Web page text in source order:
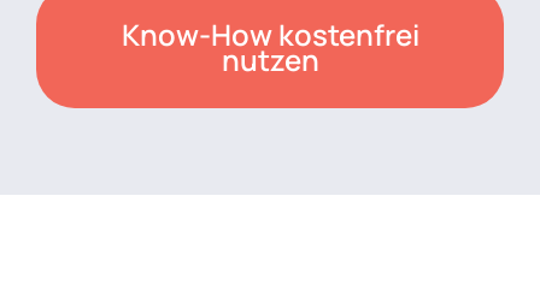
Know-How kostenfrei
nutzen